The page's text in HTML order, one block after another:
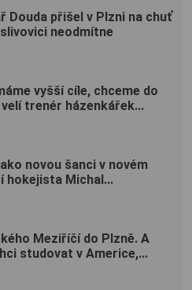
Douda přišel v Plzni na chuť
neodmítne
vyšší cíle, chceme do
trenér házenkářek...
novou šanci v novém
hokejista Michal...
Meziříčí do Plzně. A
studovat v Americe,...